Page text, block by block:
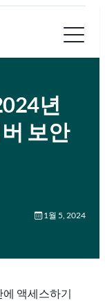
년
보안
1월 5, 2024
액세스하기